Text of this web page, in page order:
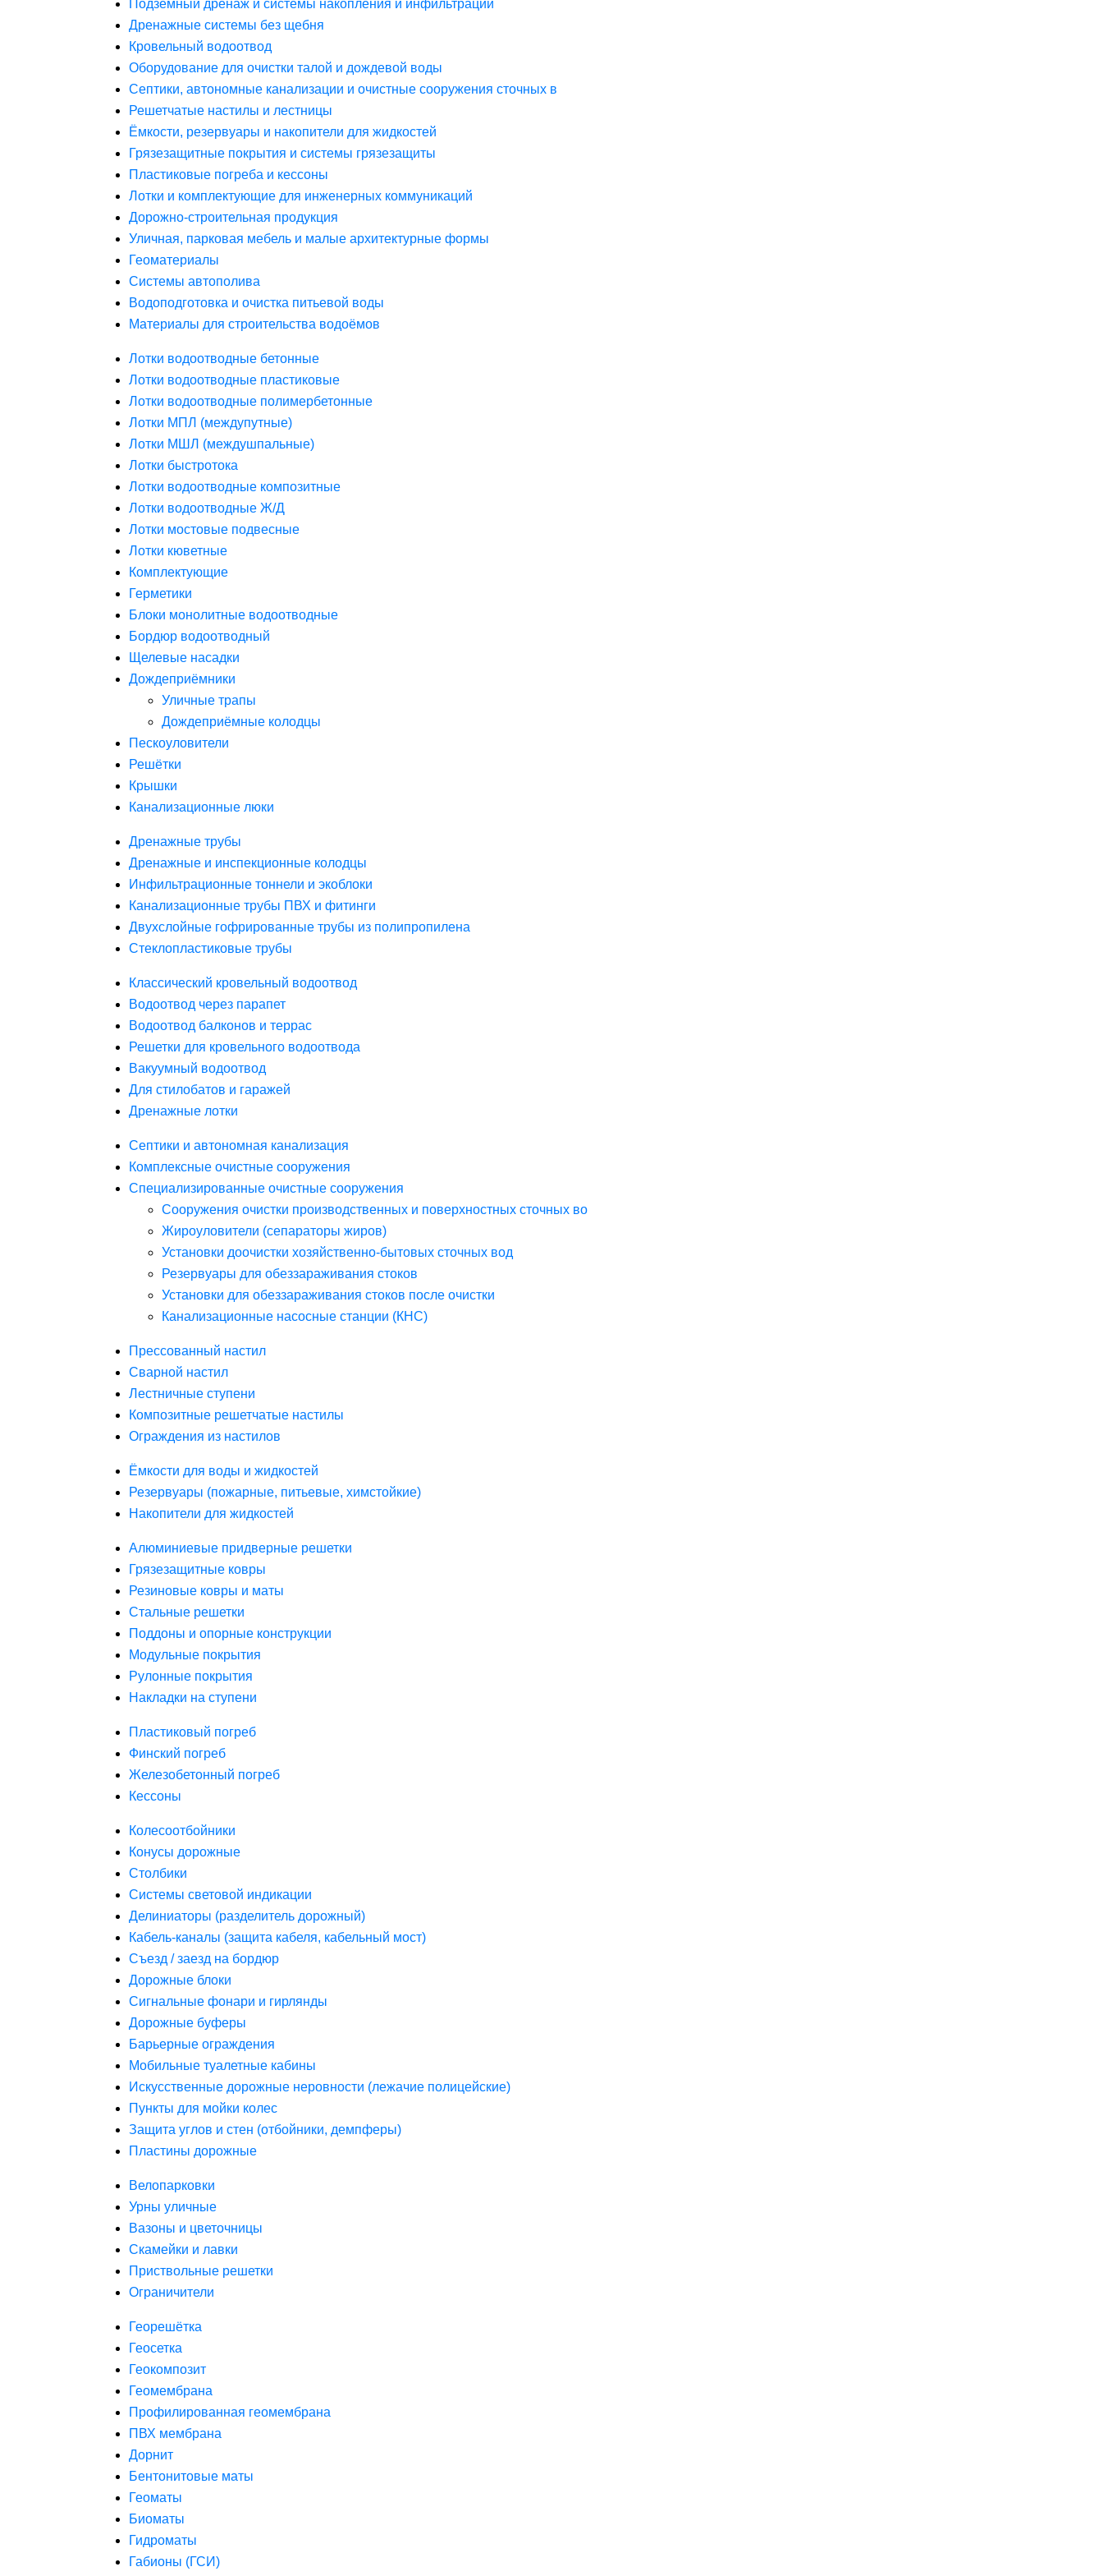
Подземный дренаж и системы накопления и инфильтрации
Дренажные системы без щебня
Кровельный водоотвод
Оборудование для очистки талой и дождевой воды
Септики, автономные канализации и очистные сооружения сточных в
Решетчатые настилы и лестницы
Ёмкости, резервуары и накопители для жидкостей
Грязезащитные покрытия и системы грязезащиты
Пластиковые погреба и кессоны
Лотки и комплектующие для инженерных коммуникаций
Дорожно-строительная продукция
Уличная, парковая мебель и малые архитектурные формы
Геоматериалы
Системы автополива
Водоподготовка и очистка питьевой воды
Материалы для строительства водоёмов
Лотки водоотводные бетонные
Лотки водоотводные пластиковые
Лотки водоотводные полимербетонные
Лотки МПЛ (междупутные)
Лотки МШЛ (междушпальные)
Лотки быстротока
Лотки водоотводные композитные
Лотки водоотводные Ж/Д
Лотки мостовые подвесные
Лотки кюветные
Комплектующие
Герметики
Блоки монолитные водоотводные
Бордюр водоотводный
Щелевые насадки
Дождеприёмники
Уличные трапы
Дождеприёмные колодцы
Пескоуловители
Решётки
Крышки
Канализационные люки
Дренажные трубы
Дренажные и инспекционные колодцы
Инфильтрационные тоннели и экоблоки
Канализационные трубы ПВХ и фитинги
Двухслойные гофрированные трубы из полипропилена
Стеклопластиковые трубы
Классический кровельный водоотвод
Водоотвод через парапет
Водоотвод балконов и террас
Решетки для кровельного водоотвода
Вакуумный водоотвод
Для стилобатов и гаражей
Дренажные лотки
Септики и автономная канализация
Комплексные очистные сооружения
Специализированные очистные сооружения
Сооружения очистки производственных и поверхностных сточных во
Жироуловители (сепараторы жиров)
Установки доочистки хозяйственно-бытовых сточных вод
Резервуары для обеззараживания стоков
Установки для обеззараживания стоков после очистки
Канализационные насосные станции (КНС)
Прессованный настил
Сварной настил
Лестничные ступени
Композитные решетчатые настилы
Ограждения из настилов
Ёмкости для воды и жидкостей
Резервуары (пожарные, питьевые, химстойкие)
Накопители для жидкостей
Алюминиевые придверные решетки
Грязезащитные ковры
Резиновые ковры и маты
Стальные решетки
Поддоны и опорные конструкции
Модульные покрытия
Рулонные покрытия
Накладки на ступени
Пластиковый погреб
Финский погреб
Железобетонный погреб
Кессоны
Колесоотбойники
Конусы дорожные
Столбики
Системы световой индикации
Делиниаторы (разделитель дорожный)
Кабель-каналы (защита кабеля, кабельный мост)
Съезд / заезд на бордюр
Дорожные блоки
Сигнальные фонари и гирлянды
Дорожные буферы
Барьерные ограждения
Мобильные туалетные кабины
Искусственные дорожные неровности (лежачие полицейские)
Пункты для мойки колес
Защита углов и стен (отбойники, демпферы)
Пластины дорожные
Велопарковки
Урны уличные
Вазоны и цветочницы
Скамейки и лавки
Приствольные решетки
Ограничители
Георешётка
Геосетка
Геокомпозит
Геомембрана
Профилированная геомембрана
ПВХ мембрана
Дорнит
Бентонитовые маты
Геоматы
Биоматы
Гидроматы
Габионы (ГСИ)